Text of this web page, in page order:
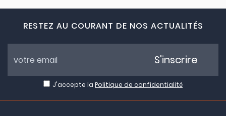
RESTEZ AU COURANT DE NOS ACTUALITÉS
J'accepte la Politique de confidentialité
S'inscrire